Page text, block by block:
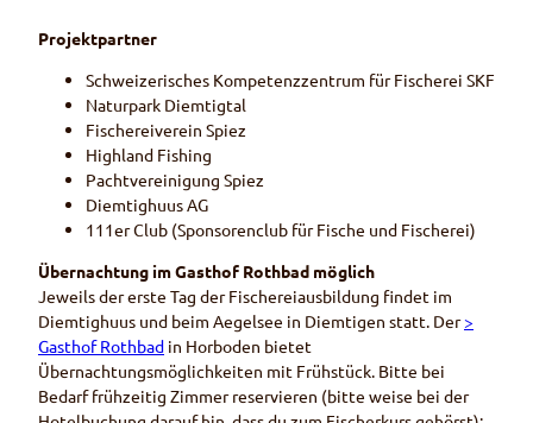
Projektpartner
Schweizerisches Kompetenzzentrum für Fischerei SKF
Naturpark Diemtigtal
Fischereiverein Spiez
Highland Fishing
Pachtvereinigung Spiez
Diemtighuus AG
111er Club (Sponsorenclub für Fische und Fischerei)
Übernachtung im Gasthof Rothbad möglich
Jeweils der erste Tag der Fischereiausbildung findet im
Diemtighuus und beim Aegelsee in Diemtigen statt. Der>
Gasthof Rothbad in Horboden bietet
Übernachtungsmöglichkeiten mit Frühstück. Bitte bei
Bedarf frühzeitig Zimmer reservieren (bitte weise bei der